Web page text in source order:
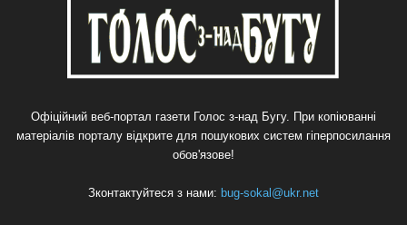
Офіційний веб-портал газети Голос з-над Бугу. При копіюванні
матеріалів порталу відкрите для пошукових систем гіперпосилання
обов'язове!
Зконтактуйтеся з нами: bug-sokal@ukr.net